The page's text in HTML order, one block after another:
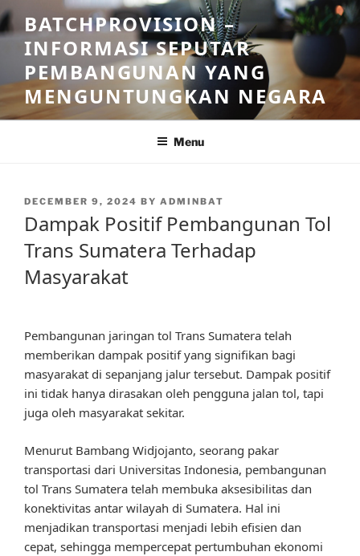
Skip
to
content
BATCHPROVISION –
INFORMASI SEPUTAR
PEMBANGUNAN YANG
MENGUNTUNGKAN NEGARA
Menu
POSTED
DECEMBER 9, 2024 BY ADMINBAT
Dampak Positif Pembangunan Tol
Trans Sumatera Terhadap
Masyarakat
Pembangunan jaringan tol Trans Sumatera telah
memberikan dampak positif yang signifikan bagi
masyarakat di sepanjang jalur tersebut. Dampak positif
ini tidak hanya dirasakan oleh pengguna jalan tol, tapi
juga oleh masyarakat sekitar.
Menurut Bambang Widjojanto, seorang pakar
transportasi dari Universitas Indonesia, pembangunan
tol Trans Sumatera telah membuka aksesibilitas dan
konektivitas antar wilayah di Sumatera. Hal ini
menjadikan transportasi menjadi lebih efisien dan
cepat, sehingga mempercepat pertumbuhan ekonomi